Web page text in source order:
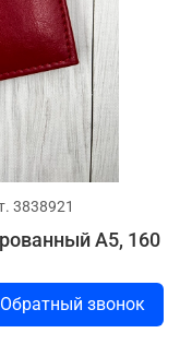
3838921
А5, 160
Обратный звонок